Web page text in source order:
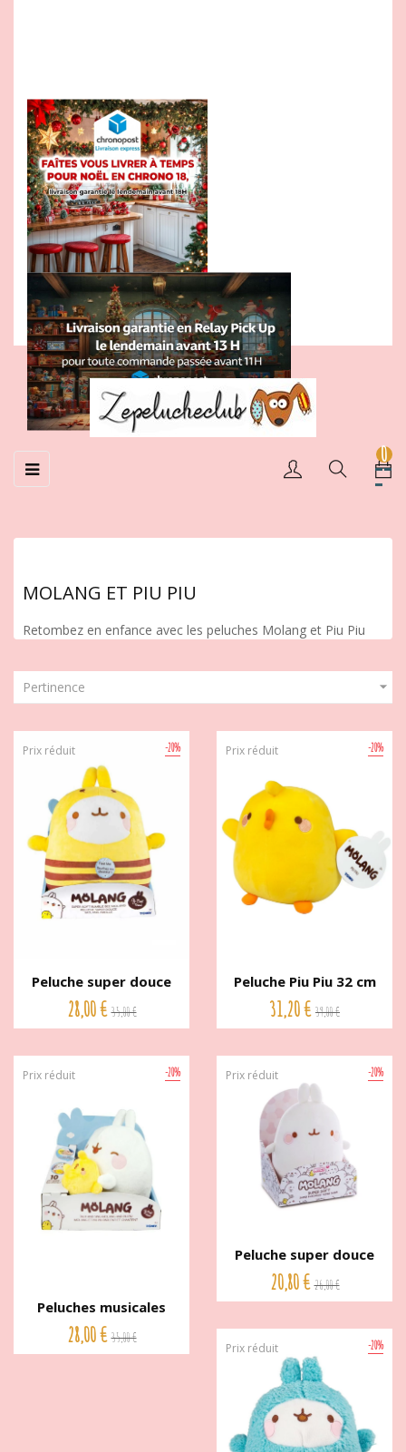
Basculer
la
☰
0
MOLANG ET PIU PIU
Retombez en enfance avec les peluches Molang et Piu Piu
Pertinence 
-20%
Prix réduit
Peluche super douce
Molang...
28,00 € 35,00 €
-20%
Prix réduit
Peluche Piu Piu 32 cm
super...
31,20 € 39,00 €
-20%
Prix réduit
Peluches musicales
Molang...
28,00 € 35,00 €
-20%
Prix réduit
Peluche super douce
Molang...
20,80 € 26,00 €
-20%
Prix réduit